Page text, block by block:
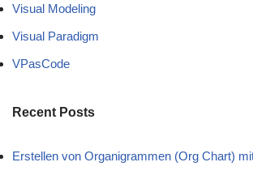
Visual Modeling
Visual Paradigm
VPasCode
Recent Posts
Erstellen von Organigrammen (Org Chart)